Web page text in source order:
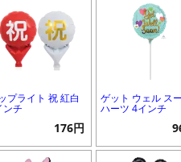
プライト 祝 紅白
ンチ
176円
ゲット ウェル ス
ハーツ 4インチ